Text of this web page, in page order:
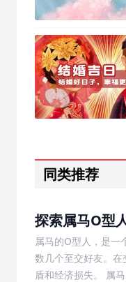
同类推荐
探索属马O型
属马的O型人，是一
数几个至交好友。
盾和经济损失。 属